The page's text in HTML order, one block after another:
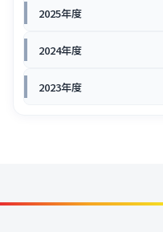
2025年度
2024年度
2023年度